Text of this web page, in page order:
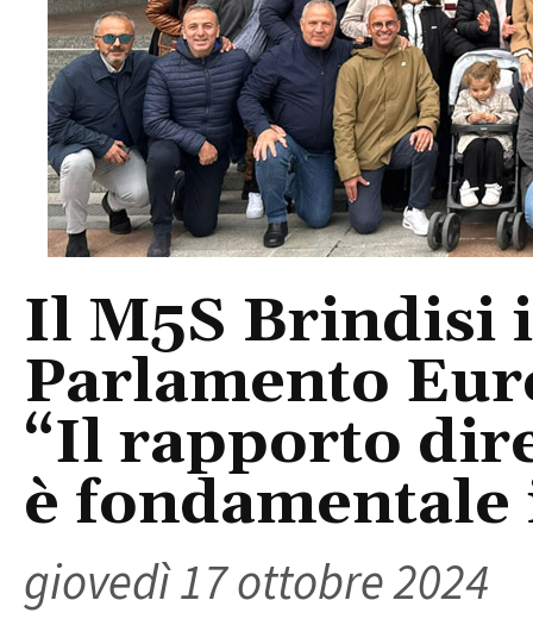
Il M5S Brindisi
Parlamento
“Il rapporto
è fondamentale
giovedì 17 ottobre 2024